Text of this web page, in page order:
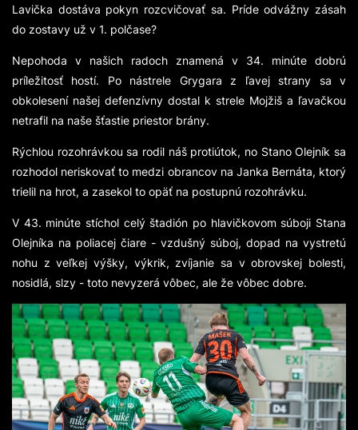
Lavička dostáva pokyn rozcvičovať sa. Príde odvážny zásah
do zostavy už v 1. polčase?
Nepohoda v našich radoch znamená v 34. minúte dobrú
príležitosť hostí. Po nástrele Grygara z ľavej strany sa v
obkolesení našej defenzívny dostal k strele Mojžiš a ľavačkou
netrafil na naše šťastie priestor brány.
Rýchlou rozohrávkou sa rodil náš protiútok, no Stano Olejník sa
rozhodol neriskovať to medzi obrancov na Janka Bernáta, ktorý
trielil na hrot, a zasekol to opäť na postupnú rozohrávku.
V 43. minúte stíchol celý štadión po hlavičkovom súboji Stana
Olejníka na poliacej čiare - vzdušný súboj, dopad na vystretú
nohu z veľkej výšky, výkrik, zvíjanie sa v obrovskej bolesti,
nosidlá, slzy - toto nevyzerá vôbec, ale že vôbec dobre.